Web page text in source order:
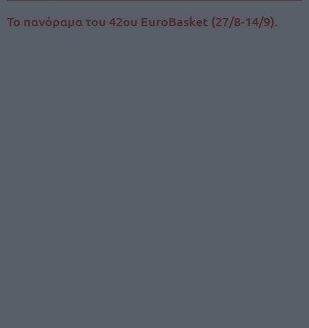
Το πανόραμα του 42ου EuroBasket (27/8-14/9).